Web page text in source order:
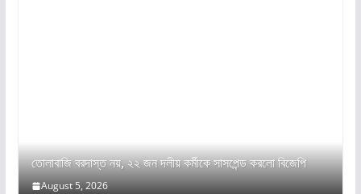
তোলাবাজি বরদাস্ত নয়, ২২ জন দলীয় কর্মীকে সাসপেন্ড করলো বিজেপি
August 5, 2026